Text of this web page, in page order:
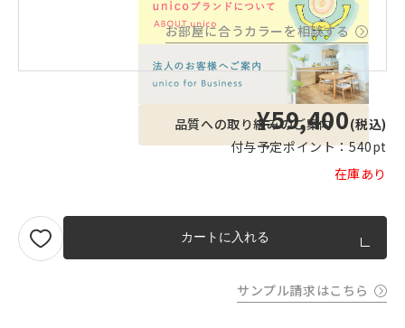
品質への取り組みのご案内
お部屋に合うカラーを相談する
¥59,400(税込)
付与予定ポイント：540pt
在庫あり
カートに入れる
サンプル請求はこちら